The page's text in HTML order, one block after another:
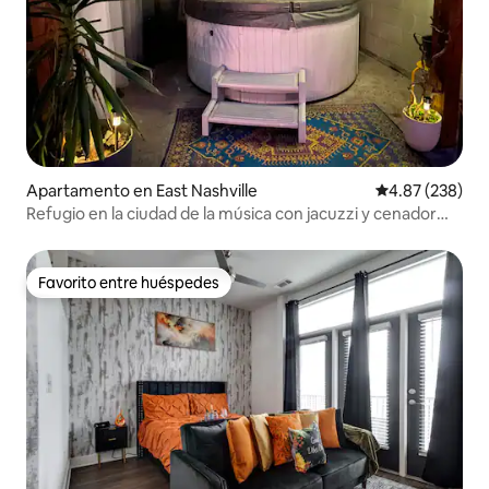
Apartamento en East Nashville Calificación
4.87 (238)
Refugio en la ciudad de la música con jacuzzi y cenador
Favorito entre huéspedes
Favorito entre huéspedes